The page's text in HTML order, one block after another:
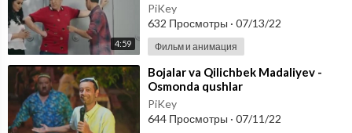
4:59
PiKey
632 Просмотры · 07/13/22
Фильм и анимация
⁣Bojalar va Qilichbek Madaliyev -
Osmonda qushlar
PiKey
644 Просмотры · 07/11/22